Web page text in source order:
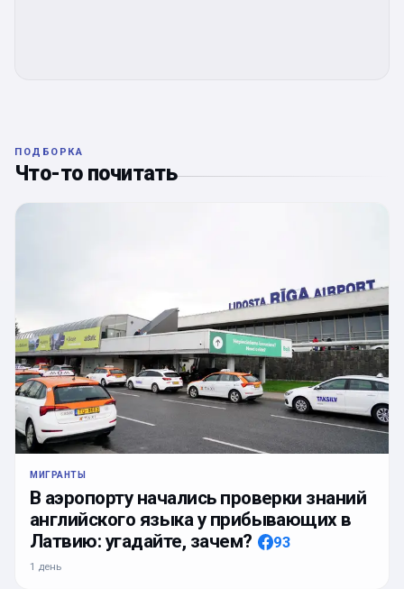
ПОДБОРКА
Что-то почитать
МИГРАНТЫ
В аэропорту начались проверки знаний
английского языка у прибывающих в
Латвию: угадайте, зачем?
93
1 день